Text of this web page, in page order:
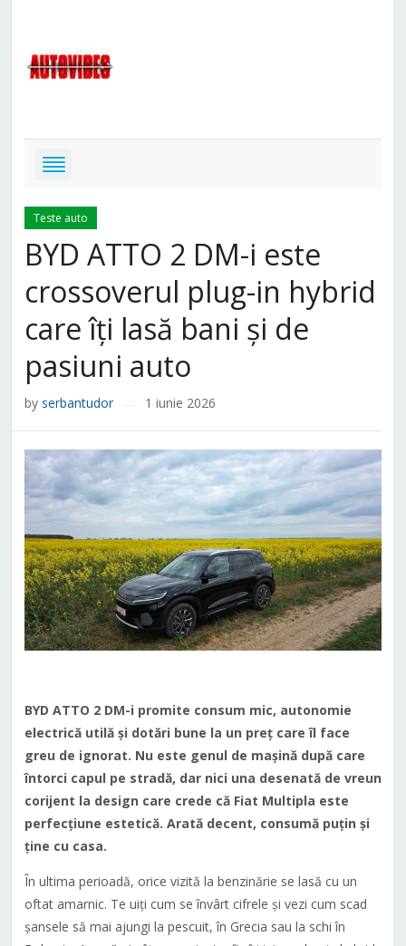
Teste auto
BYD ATTO 2 DM-i este
crossoverul plug-in hybrid
care îți lasă bani și de
pasiuni auto
by serbantudor 1 iunie 2026
BYD ATTO 2 DM-i promite consum mic, autonomie
electrică utilă și dotări bune la un preț care îl face
greu de ignorat. Nu este genul de mașină după care
întorci capul pe stradă, dar nici una desenată de vreun
corijent la design care crede că Fiat Multipla este
perfecțiune estetică. Arată decent, consumă puțin și
ține cu casa.
În ultima perioadă, orice vizită la benzinărie se lasă cu un
oftat amarnic. Te uiți cum se învârt cifrele și vezi cum scad
șansele să mai ajungi la pescuit, în Grecia sau la schi în